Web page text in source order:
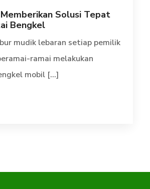
Solusi Tepat
Bengkel
mudik lebaran setiap pemilik
ramai melakukan
mobil [...]